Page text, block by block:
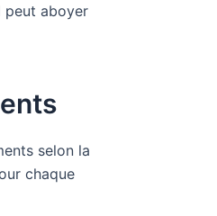
peut aboyer
selon la
chaque